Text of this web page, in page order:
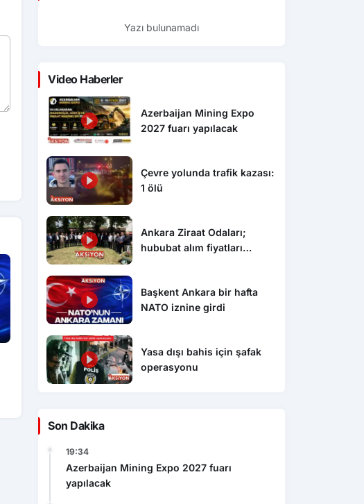
Yasa dışı bahis için şafak
operasyonu
Caspian Mining Expo 2027 de
Yazı bulunamadı
Video Haberler
Azerbaijan Mining Expo
2027 fuarı yapılacak
Çevre yolunda trafik kazası:
1 ölü
Ankara Ziraat Odaları;
hububat alım fiyatları
Başkent Ankara bir hafta
NATO iznine girdi
Yasa dışı bahis için şafak
operasyonu
Son Dakika
19:34
Azerbaijan Mining Expo 2027 fuarı
yapılacak